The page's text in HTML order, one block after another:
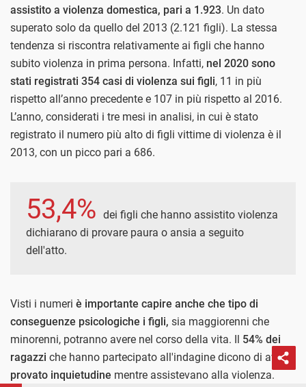
assistito a violenza domestica, pari a 1.923. Un dato
superato solo da quello del 2013 (2.121 figli). La stessa
tendenza si riscontra relativamente ai figli che hanno
subito violenza in prima persona. Infatti, nel 2020 sono
stati registrati 354 casi di violenza sui figli, 11 in più
rispetto all’anno precedente e 107 in più rispetto al 2016.
L’anno, considerati i tre mesi in analisi, in cui è stato
registrato il numero più alto di figli vittime di violenza è il
2013, con un picco pari a 686.
53,4% dei figli che hanno assistito violenza
dichiarano di provare paura o ansia a seguito
dell'atto.
Visti i numeri è importante capire anche che tipo di
conseguenze psicologiche i figli, sia maggiorenni che
minorenni, potranno avere nel corso della vita. Il 54% dei
ragazzi che hanno partecipato all'indagine dicono di aver
provato inquietudine mentre assistevano alla violenza.